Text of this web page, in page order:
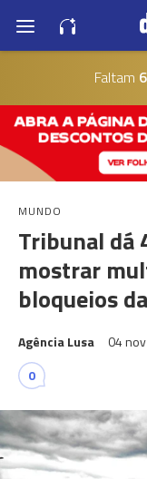
Faltam
MUNDO
Tribunal dá
mostrar
bloqueios
Agência Lusa 04
0